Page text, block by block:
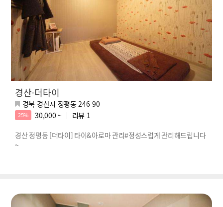
경산-더타이
경북 경산시 정평동 246-90
25% 30,000 ~ 리뷰 1
경산 정평동 [더타이] 타이&아로마 관리#정성스럽게 관리해드립니다
~